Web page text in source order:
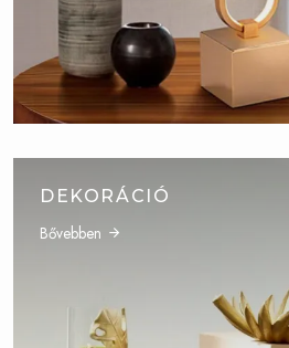
DEKORÁCIÓ
Bővebben